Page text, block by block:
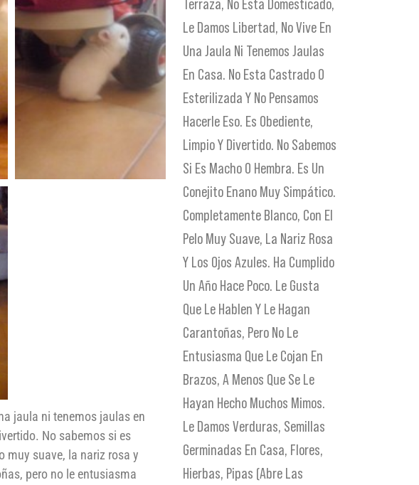
jaula ni tenemos jaulas en
No sabemos si es
muy suave, la nariz rosa y
pero no le entusiasma
Terraza, No Esta Domesticado,
Le Damos Libertad, No Vive En
Una Jaula Ni Tenemos Jaulas
En Casa. No Esta Castrado O
Esterilizada Y No Pensamos
Hacerle Eso. Es Obediente,
Limpio Y Divertido. No Sabemos
Si Es Macho O Hembra. Es Un
Conejito Enano Muy Simpático.
Completamente Blanco, Con El
Pelo Muy Suave, La Nariz Rosa
Y Los Ojos Azules. Ha Cumplido
Un Año Hace Poco. Le Gusta
Que Le Hablen Y Le Hagan
Carantoñas, Pero No Le
Entusiasma Que Le Cojan En
Brazos, A Menos Que Se Le
Hayan Hecho Muchos Mimos.
Le Damos Verduras, Semillas
Germinadas En Casa, Flores,
Hierbas, Pipas (abre Las